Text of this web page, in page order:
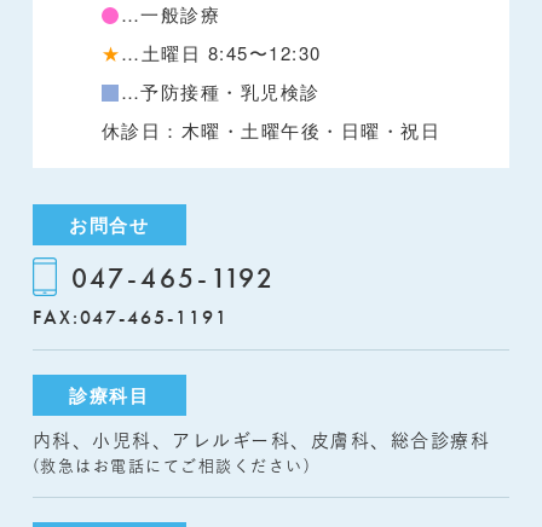
…一般診療
★…土曜日 8:45〜12:30
…予防接種・乳児検診
休診日：木曜・土曜午後・日曜・祝日
お問合せ
047-465-1192
FAX:047-465-1191
診療科目
内科、小児科、アレルギー科、皮膚科、総合診療科
(救急はお電話にてご相談ください)